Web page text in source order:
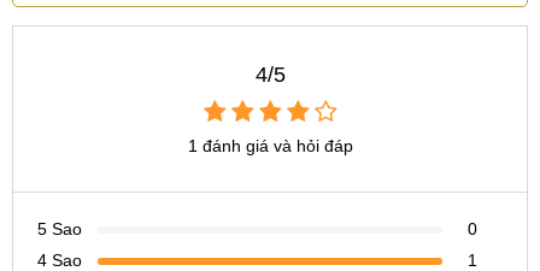
4/5
1 đánh giá và hỏi đáp
5 Sao
0
4 Sao
1